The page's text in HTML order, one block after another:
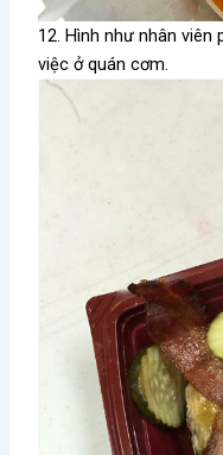
12. Hình như nhân
việc ở quán cơm.